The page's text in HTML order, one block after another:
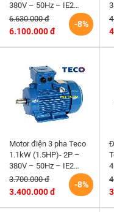
380V – 50Hz – IE2
-100L- B3 Đài Loan
-8%
6.630.000 đ
6.100.000 đ
-
Motor điện 3 pha Teco
1.1kW (1.5HP)- 2P –
380V – 50Hz – IE2
-80M- B3 Đài Loan
-8%
3.700.000 đ
3.400.000 đ